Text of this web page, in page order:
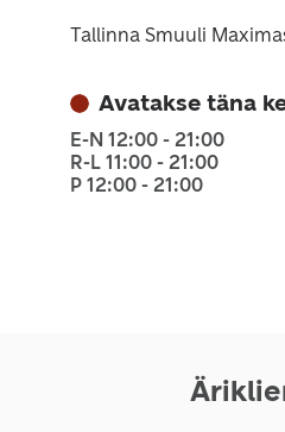
Tallinna Smuuli
Avatakse täna
E-N 12:00 - 21:00
R-L 11:00 - 21:00
P 12:00 - 21:00